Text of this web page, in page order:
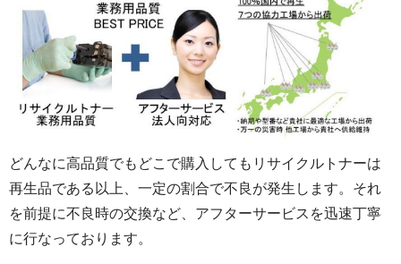
どんなに高品質でもどこで購入してもリサイクルトナーは
再生品である以上、一定の割合で不良が発生します。それ
を前提に不良時の交換など、アフターサービスを迅速丁寧
に行なっております。